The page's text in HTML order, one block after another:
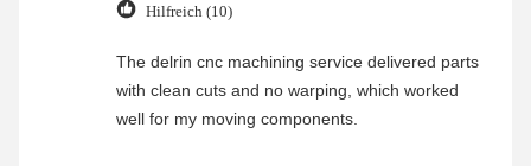
Hilfreich (10)
The delrin cnc machining service delivered parts
with clean cuts and no warping, which worked
well for my moving components.